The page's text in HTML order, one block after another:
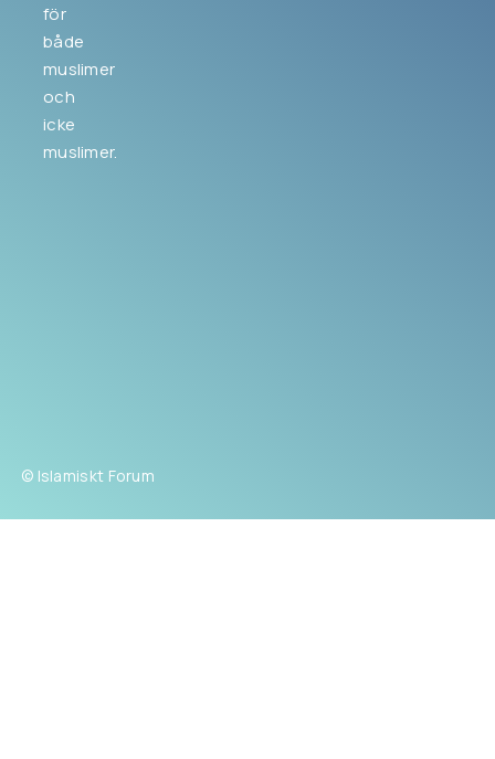
för
både
muslimer
och
icke
muslimer.
© Islamiskt Forum